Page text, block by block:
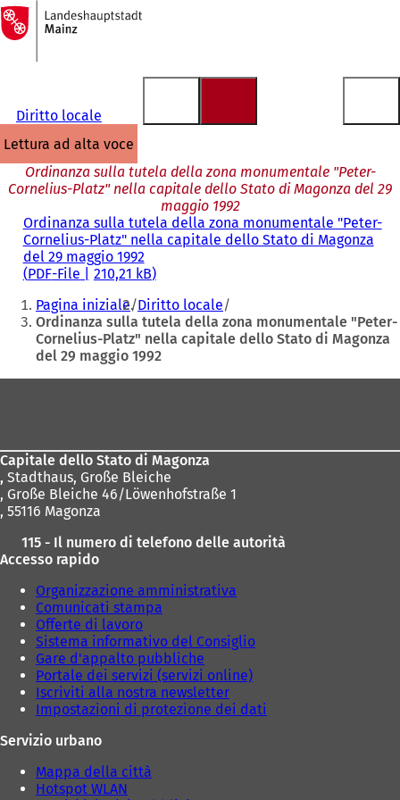
Vai al contenuto
Alla
pagina
iniziale
Diritto locale
lettura ad alta voce
Ordinanza sulla tutela della zona monumentale "Peter-
Cornelius-Platz" nella capitale dello Stato di Magonza del 29
maggio 1992
Ordinanza sulla tutela della zona monumentale "Peter-
Cornelius-Platz" nella capitale dello Stato di Magonza
del 29 maggio 1992
PDF-File 210,21 kB
Siete
qui:
Pagina iniziale Diritto locale
Ordinanza sulla tutela della zona monumentale "Peter-
Cornelius-Platz" nella capitale dello Stato di Magonza
del 29 maggio 1992
Capitale dello Stato di Magonza
, Stadthaus, Große Bleiche
, Große Bleiche 46/Löwenhofstraße 1
, 55116 Magonza
115 - Il numero di telefono delle autorità
Accesso rapido
Organizzazione amministrativa
Comunicati stampa
Offerte di lavoro
Sistema informativo del Consiglio
Gare d'appalto pubbliche
Portale dei servizi (servizi online)
Iscriviti alla nostra newsletter
Impostazioni di protezione dei dati
Servizio urbano
Mappa della città
Hotspot WLAN